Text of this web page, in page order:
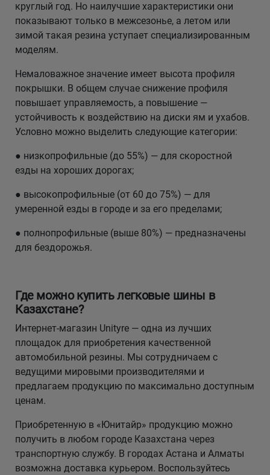
круглый год. Но наилучшие характеристики они
показывают только в межсезонье, а летом или
зимой такая резина уступает специализированным
моделям.
Немаловажное значение имеет высота профиля
покрышки. В общем случае снижение профиля
повышает управляемость, а повышение —
устойчивость к воздействию на диски ям и ухабов.
Условно можно выделить следующие категории:
● низкопрофильные (до 55%) — для скоростной
езды на хороших дорогах;
● высокопрофильные (от 60 до 75%) — для
умеренной езды в городе и за его пределами;
● полнопрофильные (выше 80%) — предназначены
для бездорожья.
Где можно купить легковые шины в
Казахстане?
Интернет-магазин Unityre — одна из лучших
площадок для приобретения качественной
автомобильной резины. Мы сотрудничаем с
ведущими мировыми производителями и
предлагаем продукцию по максимально доступным
ценам.
Приобретенную в «Юнитайр» продукцию можно
получить в любом городе Казахстана через
транспортную службу. В городах Астана и Алматы
возможна доставка курьером. Воспользуйтесь